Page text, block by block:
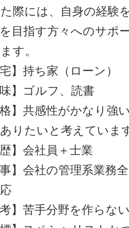
際には、自身の経験
目指す方々へのサポ
す。
宅】持ち家（ローン）
味】ゴルフ、読書
格】共感性がかなり強
りたいと考えていま
歴】会社員＋士業
事】会社の管理系業務
考】苦手分野を作らな